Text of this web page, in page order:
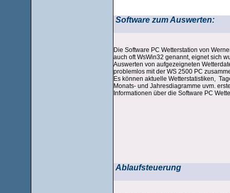
Software zum Auswerten:
Die Software PC Wetterstation von
auch oft WsWin32 genannt, eignet sich
Auswerten von aufgezeigneten
problemlos mit der WS 2500 PC
Es können aktuelle Wetterstatistiken,
Monats- und Jahresdiagramme uvm.
Informationen über die Software PC
Ablaufsteuerung